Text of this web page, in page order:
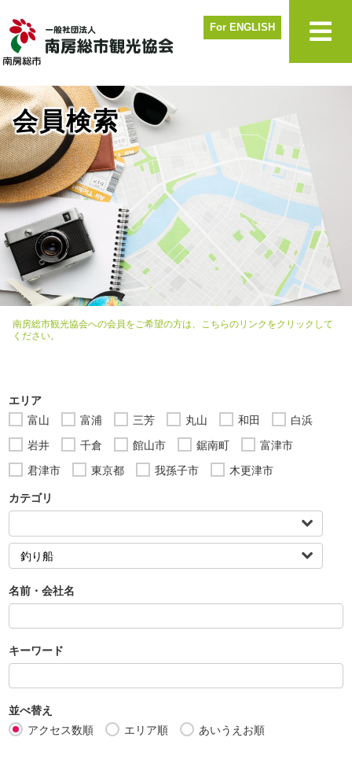
For ENGLISH
会員検索
南房総市観光協会への会員をご希望の方は、こちらのリンクをクリックして
ください。
エリア
富山
富浦 三芳 丸山 和田
白浜
岩井
千倉 館山市 鋸南町
富津市
君津市
東京都 我孫子市 木更津市
カテゴリ
名前・会社名
キーワード
並べ替え
アクセス数順
エリア順 あいうえお順